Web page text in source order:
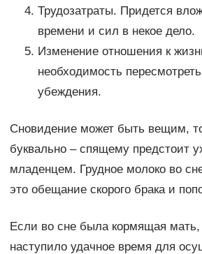
Трудозатраты. Придется
времени и сил в некое дело.
Изменение отношения к
необходимость
убеждения.
Сновидение может быть вещим,
буквально – спящему предстоит
младенцем. Грудное молоко во
это обещание скорого брака и
Если во сне была кормящая мать,
наступило удачное время для